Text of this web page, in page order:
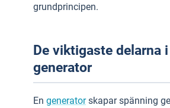
grundprincipen.
De viktigaste delarna
generator
En generatorskapar spänning